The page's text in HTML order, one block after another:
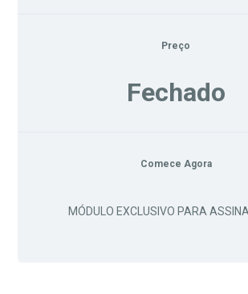
Preço
Fechado
Comece Agora
MÓDULO EXCLUSIVO PARA